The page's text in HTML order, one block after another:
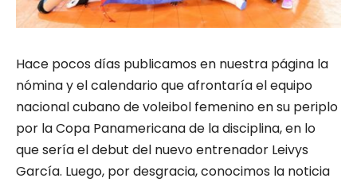
Hace pocos días publicamos en nuestra página la
nómina y el calendario que afrontaría el equipo
nacional cubano de voleibol femenino en su periplo
por la Copa Panamericana de la disciplina, en lo
que sería el debut del nuevo entrenador Leivys
García. Luego, por desgracia, conocimos la noticia